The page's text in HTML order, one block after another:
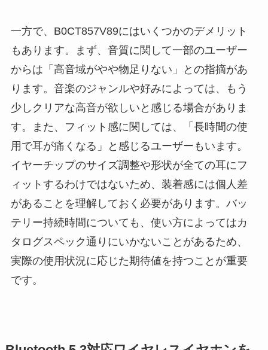
一方で、B0CT857V89にはいくつかのデメリット
もあります。まず、音質に関して一部のユーザー
からは「高音域がやや物足りない」との指摘があ
ります。音楽のジャンルや好みによっては、もう
少しクリアな高音が欲しいと感じる場合がありま
す。また、フィット感に関しては、「長時間の使
用で耳が痛くなる」と感じるユーザーもいます。
イヤーチップのサイズ調整や形状が全ての耳にフ
ィットするわけではないため、装着感には個人差
があることを理解しておく必要があります。バッ
テリー持続時間についても、使い方によってはカ
タログスペック通りにいかないことがあるため、
実際の使用状況に応じた期待値を持つことが重要
です。